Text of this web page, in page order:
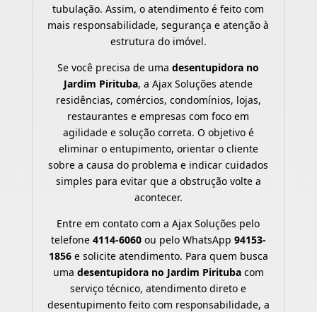
tubulação. Assim, o atendimento é feito com
mais responsabilidade, segurança e atenção à
estrutura do imóvel.
Se você precisa de umadesentupidora no
Jardim Pirituba, a Ajax Soluções atende
residências, comércios, condomínios, lojas,
restaurantes e empresas com foco em
agilidade e solução correta. O objetivo é
eliminar o entupimento, orientar o cliente
sobre a causa do problema e indicar cuidados
simples para evitar que a obstrução volte a
acontecer.
Entre em contato com a Ajax Soluções pelo
telefone 4114-6060ou pelo WhatsApp 94153-
1856e solicite atendimento. Para quem busca
uma desentupidora no Jardim Piritubacom
serviço técnico, atendimento direto e
desentupimento feito com responsabilidade, a